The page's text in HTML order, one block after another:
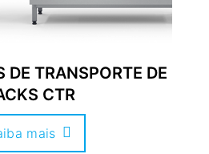
DE TRANSPORTE DE
CTR
mais